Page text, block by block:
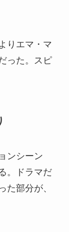
りエマ・マ
った。スピ
ンシーン
。ドラマだ
た部分が、